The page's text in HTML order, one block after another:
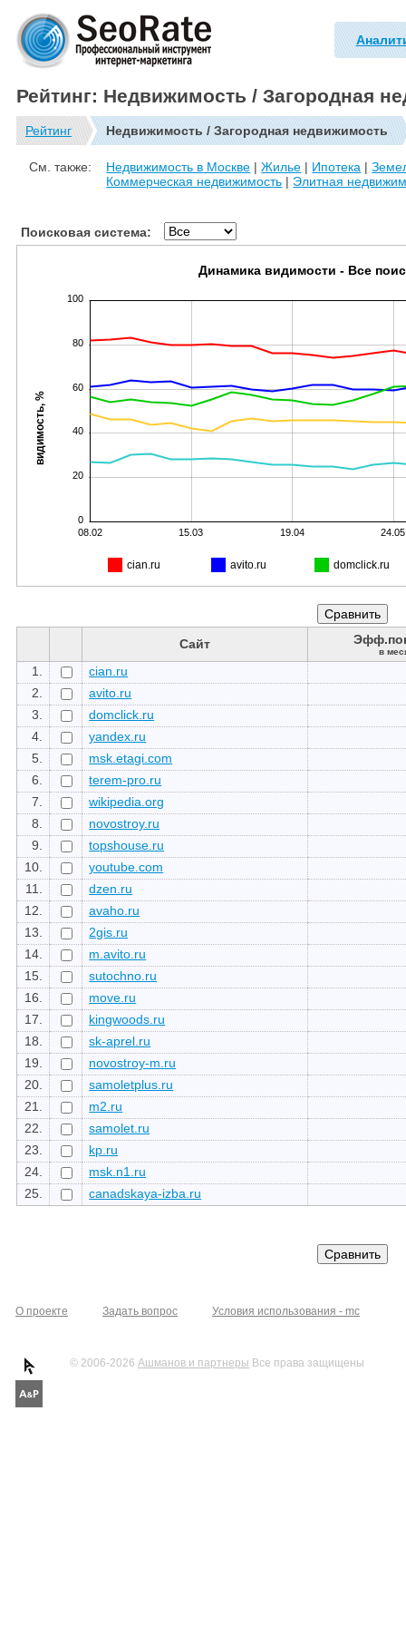
Рейтинг: Недвижимость / Загородная
Рейтинг Недвижимость / Загородная недвижимость
См. также: Недвижимость в Москве |Жилье | Ипотека |
Коммерческая недвижимость | Элитная
Поисковая система:
0
20
40
60
80
100
08.02 15.03 19.04 24.05
видимость, %
Динамика видимости - Все
cian.ru avito.ru domclick.ru
Сайт
в
1.
cian.ru
2.
avito.ru
3.
domclick.ru
4.
yandex.ru
5.
msk.etagi.com
6.
terem-pro.ru
7.
wikipedia.org
8.
novostroy.ru
9.
topshouse.ru
10.
youtube.com
11.
dzen.ru
12.
avaho.ru
13.
2gis.ru
14.
m.avito.ru
15.
sutochno.ru
16.
move.ru
17.
kingwoods.ru
18.
sk-aprel.ru
19.
novostroy-m.ru
20.
samoletplus.ru
21.
m2.ru
22.
samolet.ru
23.
kp.ru
24.
msk.n1.ru
25.
canadskaya-izba.ru
О проекте Задать вопрос Условия использования - mc
© 2006-2026 Ашманов и партнеры Все права защищены